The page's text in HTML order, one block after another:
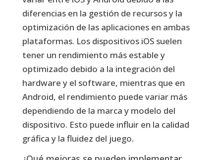
diferencias en la gestión de recursos y la
optimización de las aplicaciones en ambas
plataformas. Los dispositivos iOS suelen
tener un rendimiento más estable y
optimizado debido a la integración del
hardware y el software, mientras que en
Android, el rendimiento puede variar más
dependiendo de la marca y modelo del
dispositivo. Esto puede influir en la calidad
gráfica y la fluidez del juego.